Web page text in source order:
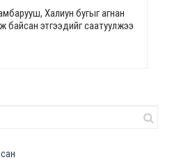
Халиун бугыг агнан
байсан этгээдийг саатуулжээ